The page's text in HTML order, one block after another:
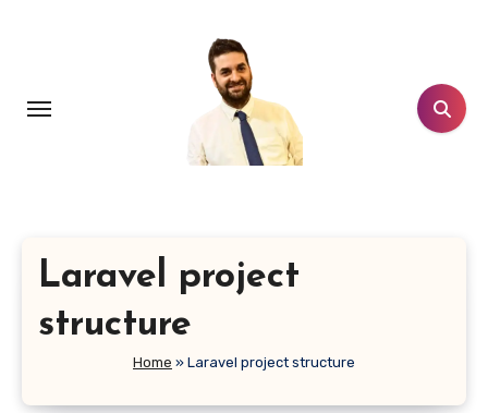
Laravel project
structure
Home » Laravel project structure